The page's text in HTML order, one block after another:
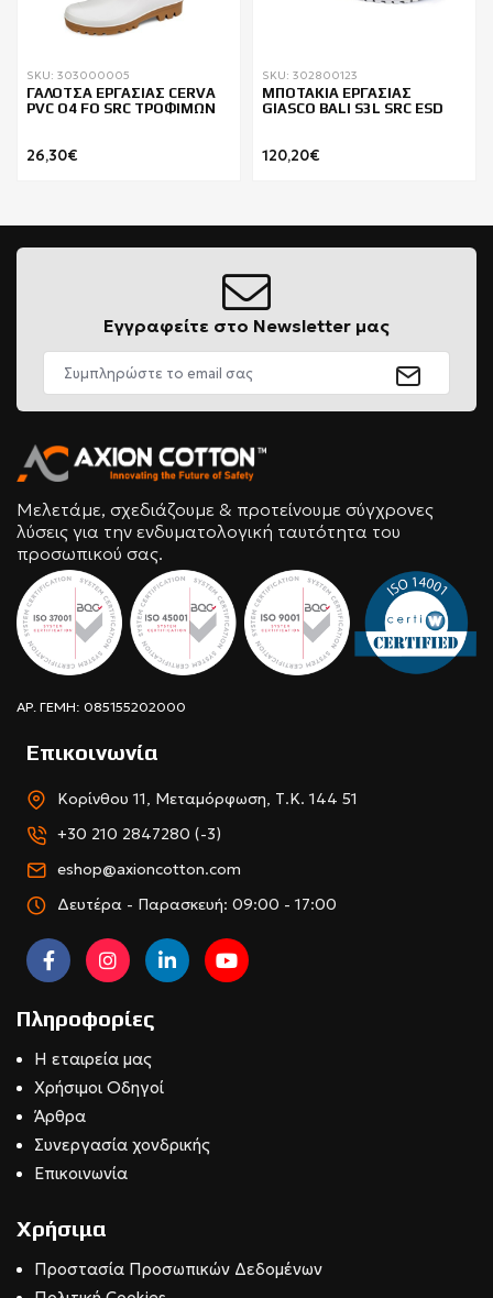
SKU: 303000005
ΓΑΛΟΤΣΑ ΕΡΓΑΣΙΑΣ CERVA
PVC Ο4 FO SRC ΤΡΟΦΙΜΩΝ
26,30€
SKU: 302800123
ΜΠΟΤΑΚΙΑ ΕΡΓΑΣΙΑΣ
GIASCO BALI S3L SRC ESD
120,20€
Εγγραφείτε στο Newsletter μας
Μελετάμε, σχεδιάζουμε & προτείνουμε σύγχρονες
λύσεις για την ενδυματολογική ταυτότητα του
προσωπικού σας.
ΑΡ. ΓΕΜΗ: 085155202000
Επικοινωνία
Κορίνθου 11, Μεταμόρφωση, Τ.Κ. 144 51
+30 210 2847280 (-3)
eshop@axioncotton.com
Δευτέρα - Παρασκευή: 09:00 - 17:00
Πληροφορίες
Η εταιρεία μας
Χρήσιμοι Οδηγοί
Άρθρα
Συνεργασία χονδρικής
Επικοινωνία
Χρήσιμα
Προστασία Προσωπικών Δεδομένων